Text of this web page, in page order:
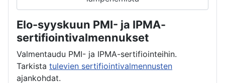
Elo-syyskuun PMI- ja IPMA-
sertifiointivalmennukset
Valmentaudu PMI- ja IPMA-sertifiointeihin.
Tarkista tulevien sertifiointivalmennusten
ajankohdat.